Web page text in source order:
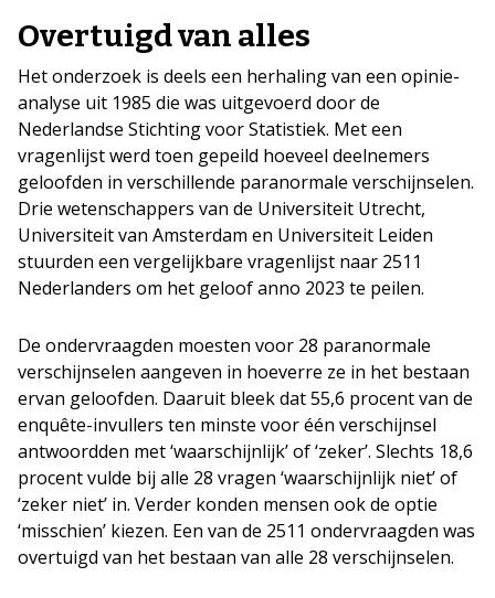
Overtuigd van alles
Het onderzoek is deels een herhaling van een opinie-
analyse uit 1985 die was uitgevoerd door de
Nederlandse Stichting voor Statistiek. Met een
vragenlijst werd toen gepeild hoeveel deelnemers
geloofden in verschillende paranormale verschijnselen.
Drie wetenschappers van de Universiteit Utrecht,
Universiteit van Amsterdam en Universiteit Leiden
stuurden een vergelijkbare vragenlijst naar 2511
Nederlanders om het geloof anno 2023 te peilen.
De ondervraagden moesten voor 28 paranormale
verschijnselen aangeven in hoeverre ze in het bestaan
ervan geloofden. Daaruit bleek dat 55,6 procent van de
enquête-invullers ten minste voor één verschijnsel
antwoordden met ‘waarschijnlijk’ of ‘zeker’. Slechts 18,6
procent vulde bij alle 28 vragen ‘waarschijnlijk niet’ of
‘zeker niet’ in. Verder konden mensen ook de optie
‘misschien’ kiezen. Een van de 2511 ondervraagden was
overtuigd van het bestaan van alle 28 verschijnselen.